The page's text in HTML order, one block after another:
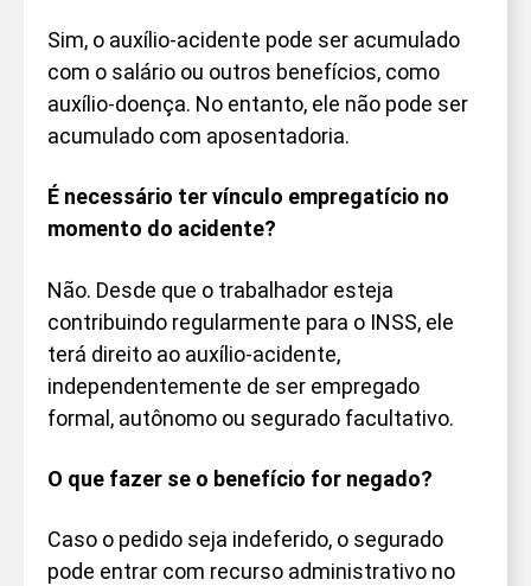
Sim, o auxílio-acidente pode ser acumulado
com o salário ou outros benefícios, como
auxílio-doença. No entanto, ele não pode ser
acumulado com aposentadoria.
É necessário ter vínculo empregatício no
momento do acidente?
Não. Desde que o trabalhador esteja
contribuindo regularmente para o INSS, ele
terá direito ao auxílio-acidente,
independentemente de ser empregado
formal, autônomo ou segurado facultativo.
O que fazer se o benefício for negado?
Caso o pedido seja indeferido, o segurado
pode entrar com recurso administrativo no